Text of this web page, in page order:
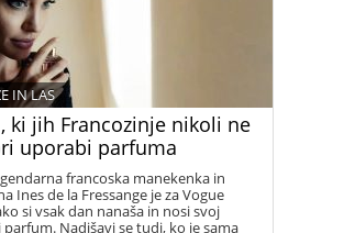
ki jih Francozinje nikoli ne
uporabi parfuma
IN LAS
francoska manekenka in
Ines de la Fressange je za Vogue
si vsak dan nanaša in nosi svoj
Nadišavi se tudi, ko je sama